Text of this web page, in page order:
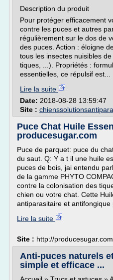
Description du produit
Pour protéger efficacement
contre les puces et autres
régulièrement sur le dos de
des puces. Action : éloigne
tous les insectes nuisibles
tiques, ...). Propriétés :
essentielles, ce répulsif est...
Lire la suite
Date: 2018-08-28 13:59:47
Site :
Puce Chat Huile
producesugar.com
Puce de parquet: puce du
du saut. Q: Y a t il une huile
puces de bois, jai entendu
de la gamme PHYTO
contre la colonisation des
chien ou votre chat. Cette
antiparasitaire et antifongique
Lire la suite
Site : http://producesugar.com
Anti-puces naturels
simple et efficace ...